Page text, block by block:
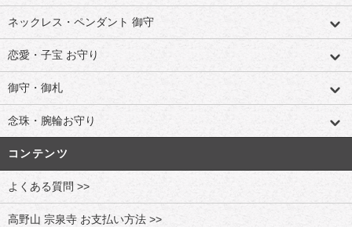
ネックレス・ペンダント 御守
恋愛・子宝 お守り
御守・御札
念珠・腕輪お守り
コンテンツ
よくある質問 >>
高野山 宗泉寺 お支払い方法 >>